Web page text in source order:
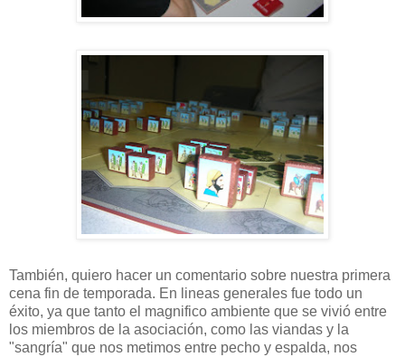
También, quiero hacer un comentario sobre nuestra primera
cena fin de temporada. En lineas generales fue todo un
éxito, ya que tanto el magnifico ambiente que se vivió entre
los miembros de la asociación, como las viandas y la
"sangría" que nos metimos entre pecho y espalda, nos